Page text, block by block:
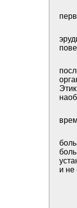
и не